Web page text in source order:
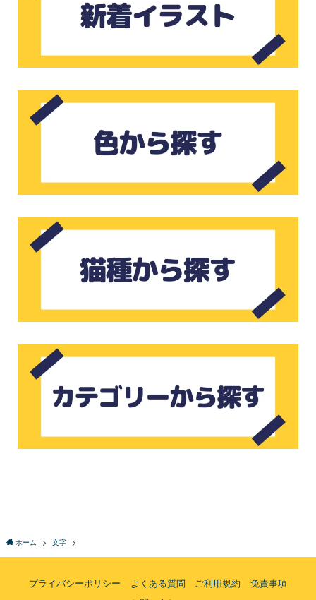
ホーム 文字
プライバシーポリシー よくある質問 ご利用規約
免責事項